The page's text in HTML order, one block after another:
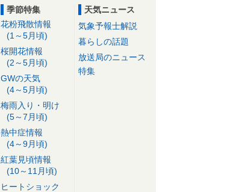
季節特集
花粉飛散情報
(1～5月頃)
桜開花情報
(2～5月頃)
GWの天気
(4～5月頃)
梅雨入り・明け
(5～7月頃)
熱中症情報
(4～9月頃)
紅葉見頃情報
(10～11月頃)
ヒートショック
天気ニュース
気象予報士解説
暮らしの話題
放送局のニュース
特集